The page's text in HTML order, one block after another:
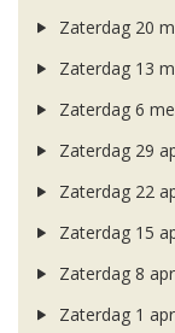
Zaterdag 20
Zaterdag 13
Zaterdag 6
Zaterdag 29
Zaterdag 22
Zaterdag 15
Zaterdag 8
Zaterdag 1